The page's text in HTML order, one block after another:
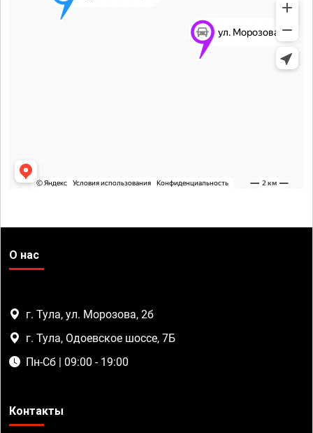
О нас
г. Тула, ул. Морозова, 2б
г. Тула, Одоевское шоссе, 7Б
Пн-Сб | 09:00 - 19:00
Контакты